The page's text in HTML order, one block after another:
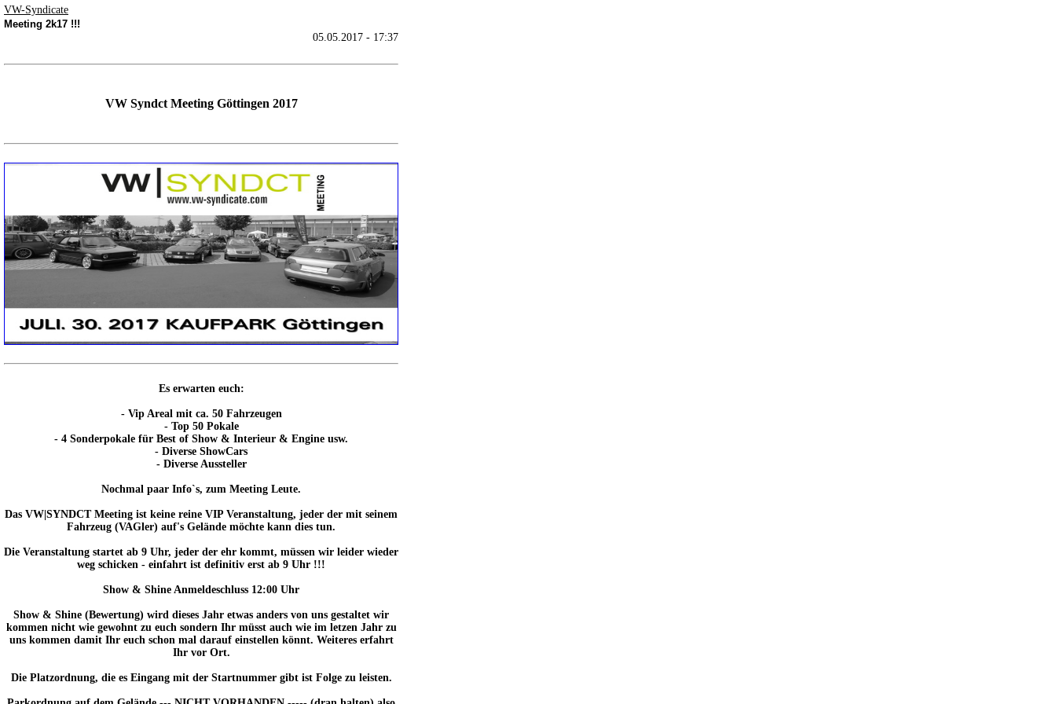
VW-Syndicate
Meeting 2k17 !!!
05.05.2017 - 17:37
VW Syndct Meeting Göttingen 2017
Es erwarten euch:
- Vip Areal mit ca. 50 Fahrzeugen
- Top 50 Pokale
- 4 Sonderpokale für Best of Show & Interieur & Engine usw.
- Diverse ShowCars
- Diverse Aussteller
Nochmal paar Info`s, zum Meeting Leute.
Das VW|SYNDCT Meeting ist keine reine VIP Veranstaltung, jeder der mit seinem
Fahrzeug (VAGler) auf's Gelände möchte kann dies tun.
Die Veranstaltung startet ab 9 Uhr, jeder der ehr kommt, müssen wir leider wieder
weg schicken - einfahrt ist definitiv erst ab 9 Uhr !!!
Show & Shine Anmeldeschluss 12:00 Uhr
Show & Shine (Bewertung) wird dieses Jahr etwas anders von uns gestaltet wir
kommen nicht wie gewohnt zu euch sondern Ihr müsst auch wie im letzen Jahr zu
uns kommen damit Ihr euch schon mal darauf einstellen könnt. Weiteres erfahrt
Ihr vor Ort.
Die Platzordnung, die es Eingang mit der Startnummer gibt ist Folge zu leisten.